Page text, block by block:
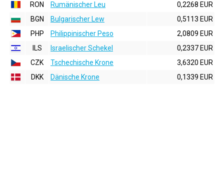
RON
Rumänischer Leu
0,2268 EUR
BGN
Bulgarischer Lew
0,5113 EUR
PHP
Philippinischer Peso
2,0809 EUR
ILS
Israelischer Schekel
0,2337 EUR
CZK
Tschechische Krone
3,6320 EUR
DKK
Dänische Krone 0,1339 EUR